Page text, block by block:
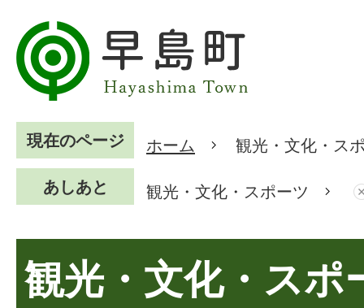
現在のページ ホーム 観光・文化・ス
あしあと 観光・文化・スポーツ
観光・文化・スポ